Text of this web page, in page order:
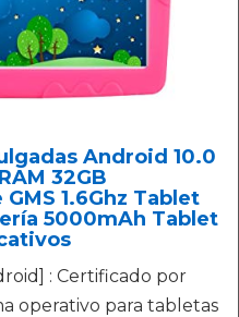
Android 10.0
32GB
1.6Ghz Tablet
5000mAh Tablet
: Certificado por
operativo para tabletas